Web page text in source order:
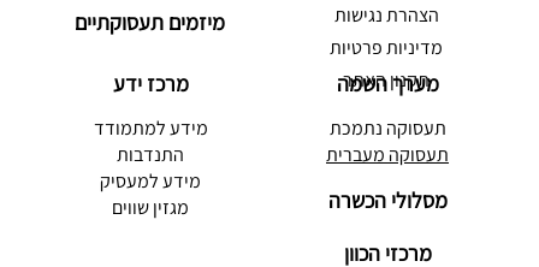
מערך השמה
תעסוקה נתמכת
תעסוקה מעברית
מסלולי הכשרה
מרכזי הכוון
מיזמים תעסוקתיים
מרכז ידע
מידע למתמודד
התנדבות
מידע למעסיק
מגזין שווים
הצהרת נגישות
מדיניות פרטיות
תקנון האתר